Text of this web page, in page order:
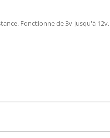
Fonctionne de 3v jusqu'à 12v.